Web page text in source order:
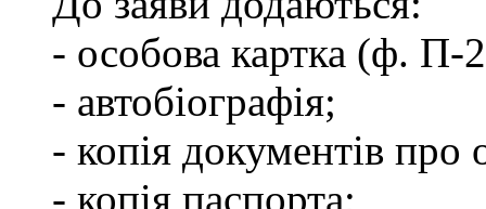
- особова картка (ф.
- автобіографія;
- копія документів про
- копія паспорта;